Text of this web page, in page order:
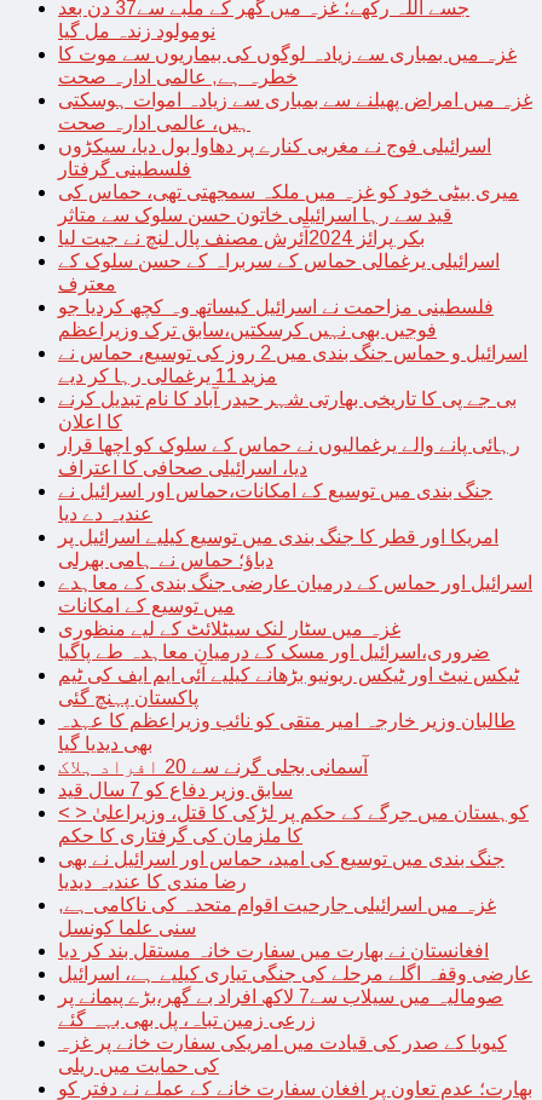
جسے اللہ رکھے؛ غزہ میں گھر کے ملبے سے37 دن بعد
نومولود زندہ مل گیا
غزہ میں بمباری سے زیادہ لوگوں کی بیماریوں سے موت کا
خطرہ ہے, عالمی ادارہ صحت
غزہ میں امراض پھیلنے سے بمباری سے زیادہ اموات ہوسکتی
ہیں، عالمی ادارہ صحت
اسرائیلی فوج نے مغربی کنارے پر دھاوا بول دیا، سیکڑوں
فلسطینی گرفتار
میری بیٹی خود کو غزہ میں ملکہ سمجھتی تھی، حماس کی
قید سے رہا اسرائیلی خاتون حسن سلوک سے متاثر
بکر پرائز 2024آئرش مصنف پال لنچ نے جیت لیا
اسرائیلی یرغمالی حماس کے سربراہ کے حسن سلوک کے
معترف
فلسطینی مزاحمت نے اسرائیل کیساتھ وہ کچھ کردیا جو
فوجیں بھی نہیں کرسکتیں،سابق ترک وزیراعظم
اسرائیل و حماس جنگ بندی میں 2 روز کی توسیع، حماس نے
مزید 11 یرغمالی رہا کر دیے
بی جے پی کا تاریخی بھارتی شہر حیدر آباد کا نام تبدیل کرنے
کا اعلان
رہائی پانے والے یرغمالیوں نے حماس کے سلوک کو اچھا قرار
دیا، اسرائیلی صحافی کا اعتراف
جنگ بندی میں توسیع کے امکانات،حماس اور اسرائیل نے
عندیہ دے دیا
امریکا اور قطر کا جنگ بندی میں توسیع کیلیے اسرائیل پر
دباؤ؛ حماس نے ہامی بھرلی
اسرائیل اور حماس کے درمیان عارضی جنگ بندی کے معاہدے
میں توسیع کے امکانات
غزہ میں سٹار لنک سیٹلائٹ کے لیے منظوری
ضروری،اسرائیل اور مسک کے درمیان معاہدہ طے پاگیا
ٹیکس نیٹ اور ٹیکس ریونیو بڑھانے کیلیے آئی ایم ایف کی ٹیم
پاکستان پہنچ گئی
طالبان وزیر خارجہ امیر متقی کو نائب وزیراعظم کا عہدہ
بھی دیدیا گیا
آسمانی بجلی گرنے سے 20 افراد ہلاک
سابق وزیر دفاع کو 7 سال قید
< > کوہستان میں جرگے کے حکم پر لڑکی کا قتل، وزیراعلیٰ
کا ملزمان کی گرفتاری کا حکم
جنگ بندی میں توسیع کی امید، حماس اور اسرائیل نے بھی
رضا مندی کا عندیہ دیدیا
غزہ میں اسرائیلی جارحیت اقوام متحدہ کی ناکامی ہے,
سنی علما کونسل
افغانستان نے بھارت میں سفارت خانہ مستقل بند کر دیا
عارضی وقفہ اگلے مرحلے کی جنگی تیاری کیلیے ہے، اسرائیل
صومالیہ میں سیلاب سے7 لاکھ افراد بے گھر،بڑے پیمانے پر
زرعی زمین تباہ، پل بھی بہہ گئے
کیوبا کے صدر کی قیادت میں امریکی سفارت خانے پر غزہ
کی حمایت میں ریلی
بھارت؛ عدم تعاون پر افغان سفارت خانے کے عملے نے دفتر کو